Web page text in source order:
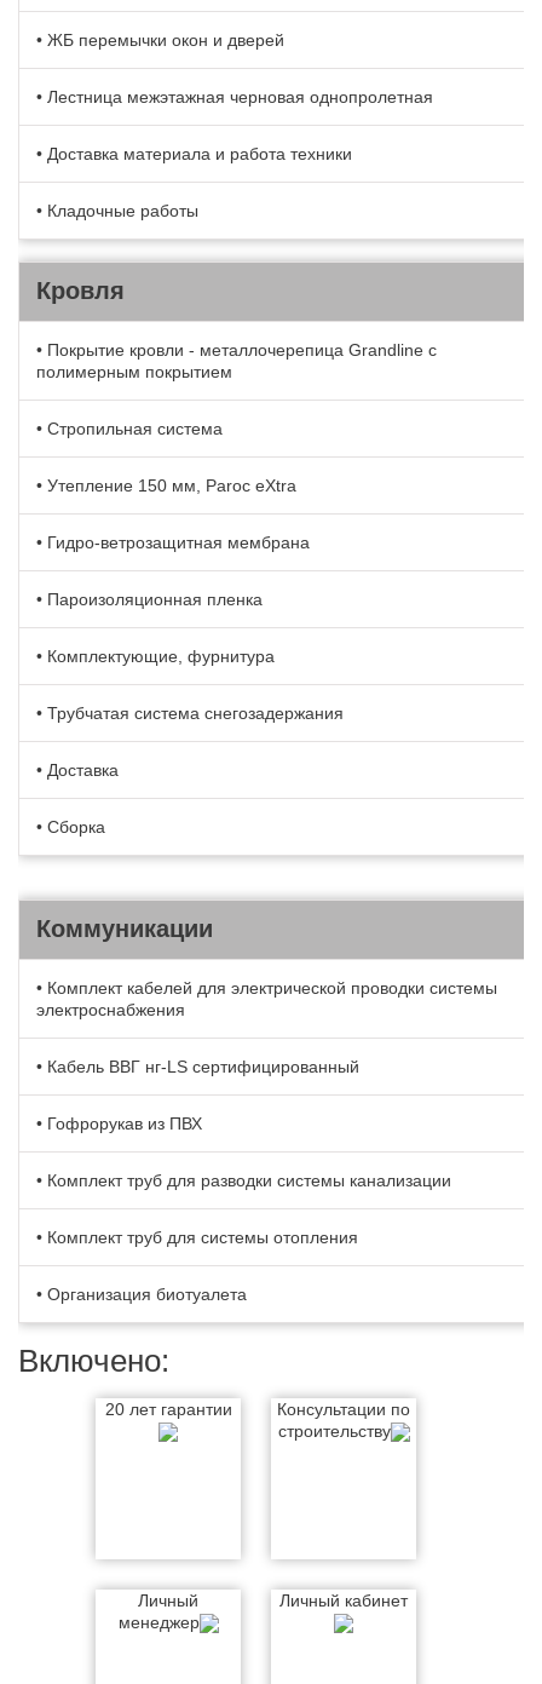
• ЖБ перемычки окон и дверей
• Лестница межэтажная черновая однопролетная
• Доставка материала и работа техники
• Кладочные работы
Кровля
• Покрытие кровли - металлочерепица Grandline с
полимерным покрытием
• Стропильная система
• Утепление 150 мм, Paroc eXtra
• Гидро-ветрозащитная мембрана
• Пароизоляционная пленка
• Комплектующие, фурнитура
• Трубчатая система снегозадержания
• Доставка
• Сборка
Коммуникации
• Комплект кабелей для электрической проводки системы
электроснабжения
• Кабель BBГ нг-LS сертифицированный
• Гофрорукав из ПВХ
• Комплект труб для разводки системы канализации
• Комплект труб для системы отопления
• Организация биотуалета
Включено:
20 лет гарантии
Консультации по
строительству
Личный
менеджер
Личный кабинет